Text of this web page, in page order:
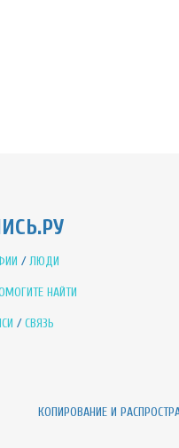
/ЛЮДИ
НАЙТИ
/СВЯЗЬ
КОПИРОВАНИЕ И